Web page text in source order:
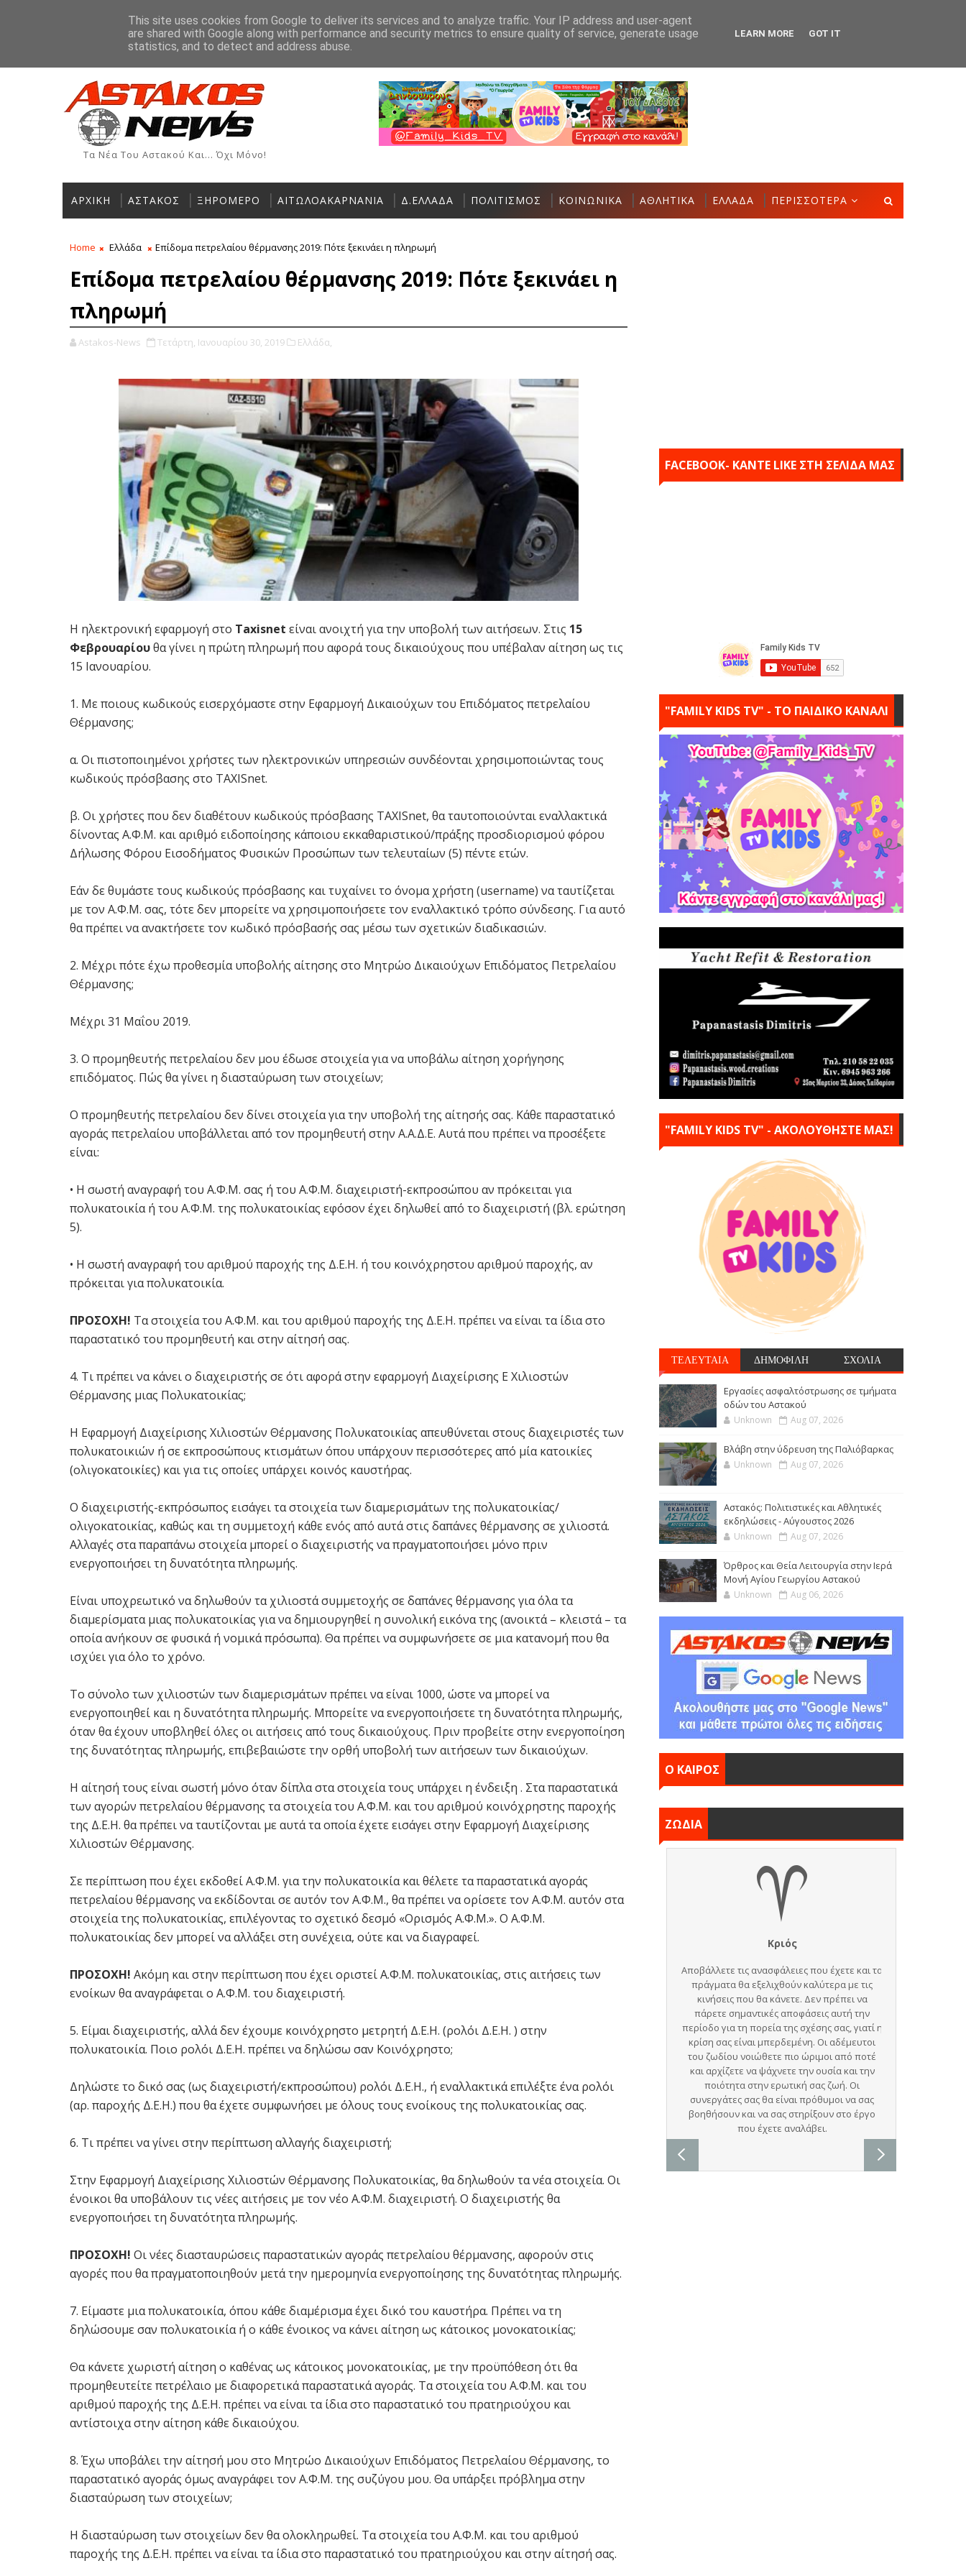
Ιστορία Χρήσιμα Τηλέφωνα Αγγελίες Ανακοίνωση Επικοινωνία
ΡΟΗ ΕΙΔΗΣΕΩΝ Εργασίες ασφαλτόστρωσης σε τμήματα οδών του Αστακού
Τα Νέα Του Αστακού Και... Όχι Μόνο!
ΑΡΧΙΚΗ ΑΣΤΑΚΟΣ ΞΗΡΟΜΕΡΟ ΑΙΤΩΛΟΑΚΑΡΝΑΝΙΑ Δ.ΕΛΛΑΔΑ ΠΟΛΙΤΙΣΜΟΣ ΚΟΙΝΩΝΙΚΑ ΑΘΛΗΤΙΚΑ ΕΛΛΑΔΑ ΠΕΡΙΣΣΟΤΕΡΑ
Home Ελλάδα Επίδομα πετρελαίου θέρμανσης 2019: Πότε ξεκινάει η πληρωμή
Επίδομα πετρελαίου θέρμανσης 2019: Πότε ξεκινάει η
πληρωμή
Astakos-News Τετάρτη, Ιανουαρίου 30, 2019 Ελλάδα,
Η ηλεκτρονική εφαρμογή στο Τaxisnet είναι ανοιχτή για την υποβολή των αιτήσεων. Στις 15
Φεβρουαρίουθα γίνει η πρώτη πληρωμή που αφορά τους δικαιούχους που υπέβαλαν αίτηση ως τις
15 Ιανουαρίου.
1. Με ποιους κωδικούς εισερχόμαστε στην Εφαρμογή Δικαιούχων του Επιδόματος πετρελαίου
Θέρμανσης;
α. Οι πιστοποιημένοι χρήστες των ηλεκτρονικών υπηρεσιών συνδέονται χρησιμοποιώντας τους
κωδικούς πρόσβασης στο TAXISnet.
β. Οι χρήστες που δεν διαθέτουν κωδικούς πρόσβασης TAXISnet, θα ταυτοποιούνται εναλλακτικά
δίνοντας Α.Φ.Μ. και αριθμό ειδοποίησης κάποιου εκκαθαριστικού/πράξης προσδιορισμού φόρου
Δήλωσης Φόρου Εισοδήματος Φυσικών Προσώπων των τελευταίων (5) πέντε ετών.
Εάν δε θυμάστε τους κωδικούς πρόσβασης και τυχαίνει το όνομα χρήστη (username) να ταυτίζεται
με τον Α.Φ.Μ. σας, τότε δεν μπορείτε να χρησιμοποιήσετε τον εναλλακτικό τρόπο σύνδεσης. Για αυτό
θα πρέπει να ανακτήσετε τον κωδικό πρόσβασής σας μέσω των σχετικών διαδικασιών.
2. Μέχρι πότε έχω προθεσμία υποβολής αίτησης στο Μητρώο Δικαιούχων Επιδόματος Πετρελαίου
Θέρμανσης;
Μέχρι 31 Μαΐου 2019.
3. O προμηθευτής πετρελαίου δεν μου έδωσε στοιχεία για να υποβάλω αίτηση χορήγησης
επιδόματος. Πώς θα γίνει η διασταύρωση των στοιχείων;
Ο προμηθευτής πετρελαίου δεν δίνει στοιχεία για την υποβολή της αίτησής σας. Κάθε παραστατικό
αγοράς πετρελαίου υποβάλλεται από τον προμηθευτή στην Α.Α.Δ.Ε. Αυτά που πρέπει να προσέξετε
είναι:
• Η σωστή αναγραφή του Α.Φ.Μ. σας ή του Α.Φ.Μ. διαχειριστή-εκπροσώπου αν πρόκειται για
πολυκατοικία ή του Α.Φ.Μ. της πολυκατοικίας εφόσον έχει δηλωθεί από το διαχειριστή (βλ. ερώτηση
5).
• Η σωστή αναγραφή του αριθμού παροχής της Δ.Ε.Η. ή του κοινόχρηστου αριθμού παροχής, αν
πρόκειται για πολυκατοικία.
ΠΡΟΣΟΧΗ! Τα στοιχεία του Α.Φ.Μ. και του αριθμού παροχής της Δ.Ε.Η. πρέπει να είναι τα ίδια στο
παραστατικό του προμηθευτή και στην αίτησή σας.
4. Τι πρέπει να κάνει ο διαχειριστής σε ότι αφορά στην εφαρμογή Διαχείρισης Ε Χιλιοστών
Θέρμανσης μιας Πολυκατοικίας;
Η Εφαρμογή Διαχείρισης Χιλιοστών Θέρμανσης Πολυκατοικίας απευθύνεται στους διαχειριστές των
πολυκατοικιών ή σε εκπροσώπους κτισμάτων όπου υπάρχουν περισσότερες από μία κατοικίες
(ολιγοκατοικίες) και για τις οποίες υπάρχει κοινός καυστήρας.
Ο διαχειριστής-εκπρόσωπος εισάγει τα στοιχεία των διαμερισμάτων της πολυκατοικίας/
ολιγοκατοικίας, καθώς και τη συμμετοχή κάθε ενός από αυτά στις δαπάνες θέρμανσης σε χιλιοστά.
Αλλαγές στα παραπάνω στοιχεία μπορεί ο διαχειριστής να πραγματοποιήσει μόνο πριν
ενεργοποιήσει τη δυνατότητα πληρωμής.
Είναι υποχρεωτικό να δηλωθούν τα χιλιοστά συμμετοχής σε δαπάνες θέρμανσης για όλα τα
διαμερίσματα μιας πολυκατοικίας για να δημιουργηθεί η συνολική εικόνα της (ανοικτά – κλειστά – τα
οποία ανήκουν σε φυσικά ή νομικά πρόσωπα). Θα πρέπει να συμφωνήσετε σε μια κατανομή που θα
ισχύει για όλο το χρόνο.
Το σύνολο των χιλιοστών των διαμερισμάτων πρέπει να είναι 1000, ώστε να μπορεί να
ενεργοποιηθεί και η δυνατότητα πληρωμής. Μπορείτε να ενεργοποιήσετε τη δυνατότητα πληρωμής,
όταν θα έχουν υποβληθεί όλες οι αιτήσεις από τους δικαιούχους. Πριν προβείτε στην ενεργοποίηση
της δυνατότητας πληρωμής, επιβεβαιώστε την ορθή υποβολή των αιτήσεων των δικαιούχων.
Η αίτησή τους είναι σωστή μόνο όταν δίπλα στα στοιχεία τους υπάρχει η ένδειξη . Στα παραστατικά
των αγορών πετρελαίου θέρμανσης τα στοιχεία του Α.Φ.Μ. και του αριθμού κοινόχρηστης παροχής
της Δ.Ε.Η. θα πρέπει να ταυτίζονται με αυτά τα οποία έχετε εισάγει στην Εφαρμογή Διαχείρισης
Χιλιοστών Θέρμανσης.
Σε περίπτωση που έχει εκδοθεί Α.Φ.Μ. για την πολυκατοικία και θέλετε τα παραστατικά αγοράς
πετρελαίου θέρμανσης να εκδίδονται σε αυτόν τον Α.Φ.Μ., θα πρέπει να ορίσετε τον Α.Φ.Μ. αυτόν στα
στοιχεία της πολυκατοικίας, επιλέγοντας το σχετικό δεσμό «Ορισμός Α.Φ.Μ.». Ο Α.Φ.Μ.
πολυκατοικίας δεν μπορεί να αλλάξει στη συνέχεια, ούτε και να διαγραφεί.
ΠΡΟΣΟΧΗ! Ακόμη και στην περίπτωση που έχει οριστεί Α.Φ.Μ. πολυκατοικίας, στις αιτήσεις των
ενοίκων θα αναγράφεται ο Α.Φ.Μ. του διαχειριστή.
5. Είμαι διαχειριστής, αλλά δεν έχουμε κοινόχρηστο μετρητή Δ.Ε.Η. (ρολόι Δ.Ε.Η. ) στην
πολυκατοικία. Ποιο ρολόι Δ.Ε.Η. πρέπει να δηλώσω σαν Κοινόχρηστο;
Δηλώστε το δικό σας (ως διαχειριστή/εκπροσώπου) ρολόι Δ.Ε.Η., ή εναλλακτικά επιλέξτε ένα ρολόι
(αρ. παροχής Δ.Ε.Η.) που θα έχετε συμφωνήσει με όλους τους ενοίκους της πολυκατοικίας σας.
6. Τι πρέπει να γίνει στην περίπτωση αλλαγής διαχειριστή;
Στην Εφαρμογή Διαχείρισης Χιλιοστών Θέρμανσης Πολυκατοικίας, θα δηλωθούν τα νέα στοιχεία. Οι
ένοικοι θα υποβάλουν τις νέες αιτήσεις με τον νέο Α.Φ.Μ. διαχειριστή. Ο διαχειριστής θα
ενεργοποιήσει τη δυνατότητα πληρωμής.
ΠΡΟΣΟΧΗ! Οι νέες διασταυρώσεις παραστατικών αγοράς πετρελαίου θέρμανσης, αφορούν στις
αγορές που θα πραγματοποιηθούν μετά την ημερομηνία ενεργοποίησης της δυνατότητας πληρωμής.
7. Είμαστε μια πολυκατοικία, όπου κάθε διαμέρισμα έχει δικό του καυστήρα. Πρέπει να τη
δηλώσουμε σαν πολυκατοικία ή ο κάθε ένοικος να κάνει αίτηση ως κάτοικος μονοκατοικίας;
Θα κάνετε χωριστή αίτηση ο καθένας ως κάτοικος μονοκατοικίας, με την προϋπόθεση ότι θα
προμηθευτείτε πετρέλαιο με διαφορετικά παραστατικά αγοράς. Τα στοιχεία του Α.Φ.Μ. και του
αριθμού παροχής της Δ.Ε.Η. πρέπει να είναι τα ίδια στο παραστατικό του πρατηριούχου και
αντίστοιχα στην αίτηση κάθε δικαιούχου.
8. Έχω υποβάλει την αίτησή μου στο Μητρώο Δικαιούχων Επιδόματος Πετρελαίου Θέρμανσης, το
παραστατικό αγοράς όμως αναγράφει τον Α.Φ.Μ. της συζύγου μου. Θα υπάρξει πρόβλημα στην
διασταύρωση των στοιχείων;
Η διασταύρωση των στοιχείων δεν θα ολοκληρωθεί. Τα στοιχεία του Α.Φ.Μ. και του αριθμού
παροχής της Δ.Ε.Η. πρέπει να είναι τα ίδια στο παραστατικό του πρατηριούχου και στην αίτησή σας.
FACEBOOK- KANTE LIKE ΣΤΗ ΣΕΛΙΔΑ ΜΑΣ
"FAMILY KIDS TV" - ΤΟ ΠΑΙΔΙΚΟ ΚΑΝΑΛΙ
"FAMILY KIDS TV" - ΑΚΟΛΟΥΘΗΣΤΕ ΜΑΣ!
ΤΕΛΕΥΤΑΙΑ ΔΗΜΟΦΙΛΗ ΣΧΟΛΙΑ
Εργασίες ασφαλτόστρωσης σε τμήματα
οδών του Αστακού
Unknown Aug 07, 2026
Βλάβη στην ύδρευση της Παλιόβαρκας
Unknown Aug 07, 2026
Αστακός: Πολιτιστικές και Αθλητικές
εκδηλώσεις - Αύγουστος 2026
Unknown Aug 07, 2026
Όρθρος και Θεία Λειτουργία στην Ιερά
Μονή Αγίου Γεωργίου Αστακού
Unknown Aug 06, 2026
Ο ΚΑΙΡΟΣ
ΖΩΔΙΑ
This site uses cookies from Google to deliver its services and to analyze traffic. Your IP address and user-agent
are shared with Google along with performance and security metrics to ensure quality of service, generate usage
statistics, and to detect and address abuse.
LEARN MORE GOT IT